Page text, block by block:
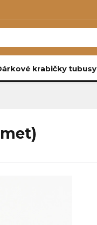
krabičky tubusy